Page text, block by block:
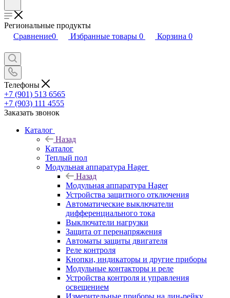
Региональные продукты
Сравнение0 Избранные товары 0 Корзина 0
Телефоны
+7 (901) 513 6565
+7 (903) 111 4555
Заказать звонок
Каталог
Назад
Каталог
Теплый пол
Модульная аппаратура Hager
Назад
Модульная аппаратура Hager
Устройства защитного отключения
Автоматические выключатели
дифференциального тока
Выключатели нагрузки
Защита от перенапряжения
Автоматы защиты двигателя
Реле контроля
Кнопки, индикаторы и другие приборы
Модульные контакторы и реле
Устройства контроля и управления
освещением
Измерительные приборы на дин-рейку